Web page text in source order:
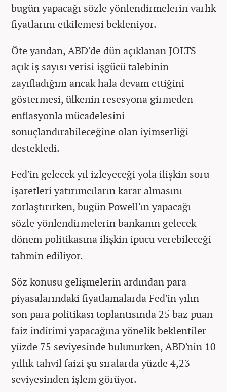
bugün yapacağı sözle yönlendirmelerin varlık
fiyatlarını etkilemesi bekleniyor.
Öte yandan, ABD'de dün açıklanan JOLTS
açık iş sayısı verisi işgücü talebinin
zayıfladığını ancak hala devam ettiğini
göstermesi, ülkenin resesyona girmeden
enflasyonla mücadelesini
sonuçlandırabileceğine olan iyimserliği
destekledi.
Fed'in gelecek yıl izleyeceği yola ilişkin soru
işaretleri yatırımcıların karar almasını
zorlaştırırken, bugün Powell'ın yapacağı
sözle yönlendirmelerin bankanın gelecek
dönem politikasına ilişkin ipucu verebileceği
tahmin ediliyor.
Söz konusu gelişmelerin ardından para
piyasalarındaki fiyatlamalarda Fed'in yılın
son para politikası toplantısında 25 baz puan
faiz indirimi yapacağına yönelik beklentiler
yüzde 75 seviyesinde bulunurken, ABD'nin 10
yıllık tahvil faizi şu sıralarda yüzde 4,23
seviyesinden işlem görüyor.